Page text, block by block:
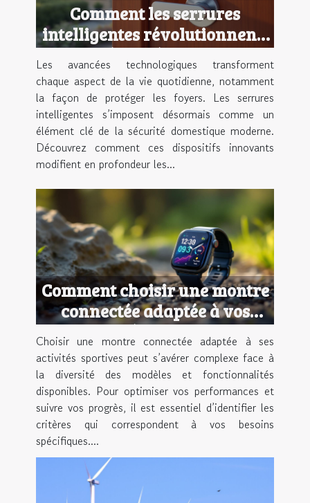
Comment les serrures
intelligentes révolutionnent-
elles la sécurité domestique ?
Les avancées technologiques transforment
chaque aspect de la vie quotidienne, notamment
la façon de protéger les foyers. Les serrures
intelligentes s’imposent désormais comme un
élément clé de la sécurité domestique moderne.
Découvrez comment ces dispositifs innovants
modifient en profondeur les...
Comment choisir une montre
connectée adaptée à vos
activités sportives ?
Choisir une montre connectée adaptée à ses
activités sportives peut s’avérer complexe face à
la diversité des modèles et fonctionnalités
disponibles. Pour optimiser vos performances et
suivre vos progrès, il est essentiel d’identifier les
critères qui correspondent à vos besoins
spécifiques....